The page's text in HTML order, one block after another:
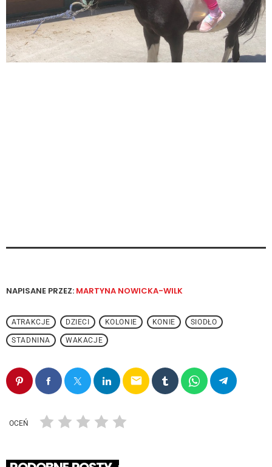
NAPISANE PRZEZ: MARTYNA NOWICKA-WILK
ATRAKCJE DZIECI KOLONIE KONIE SIODŁO
STADNINA WAKACJE
email
OCEŃ